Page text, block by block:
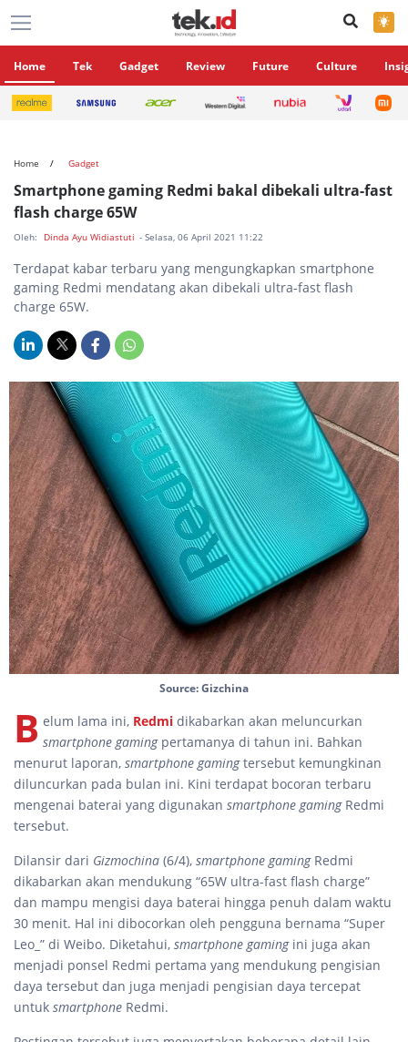
×
Home Tek Gadget Review Future Culture
Home Gadget
Smartphone gaming Redmi bakal dibekali ultra-fast
flash charge 65W
Oleh: Dinda Ayu Widiastuti - Selasa, 06 April 2021 11:22
Terdapat kabar terbaru yang mengungkapkan smartphone
gaming Redmi mendatang akan dibekali ultra-fast flash
charge 65W.
Source: Gizchina
B elum lama ini, Redmi dikabarkan akan meluncurkan
smartphone gaming pertamanya di tahun ini. Bahkan
menurut laporan, smartphone gamingtersebut kemungkinan
diluncurkan pada bulan ini. Kini terdapat bocoran terbaru
mengenai baterai yang digunakan smartphone gaming Redmi
tersebut.
Dilansir dari Gizmochina (6/4), smartphone gamingRedmi
dikabarkan akan mendukung “65W ultra-fast flash charge”
dan mampu mengisi daya baterai hingga penuh dalam waktu
30 menit. Hal ini dibocorkan oleh pengguna bernama “Super
Leo_” di Weibo. Diketahui, smartphone gamingini juga akan
menjadi ponsel Redmi pertama yang mendukung pengisian
daya tersebut dan juga menjadi pengisian daya tercepat
untuk smartphone Redmi.